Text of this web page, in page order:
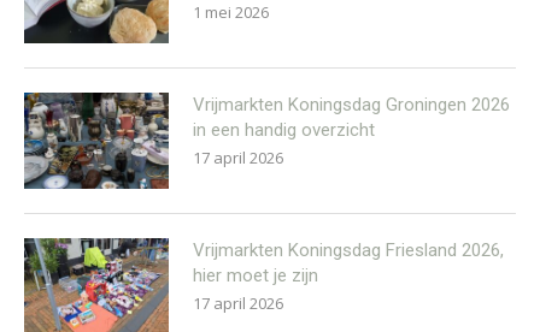
1 mei 2026
Vrijmarkten Koningsdag Groningen 2026
in een handig overzicht
17 april 2026
Vrijmarkten Koningsdag Friesland 2026,
hier moet je zijn
17 april 2026